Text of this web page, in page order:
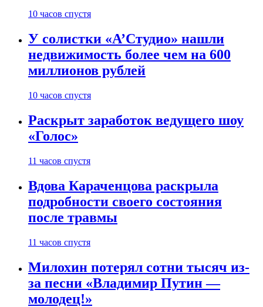
10 часов спустя
У солистки «А’Студио» нашли
недвижимость более чем на 600
миллионов рублей
10 часов спустя
Раскрыт заработок ведущего шоу
«Голос»
11 часов спустя
Вдова Караченцова раскрыла
подробности своего состояния
после травмы
11 часов спустя
Милохин потерял сотни тысяч из-
за песни «Владимир Путин —
молодец!»